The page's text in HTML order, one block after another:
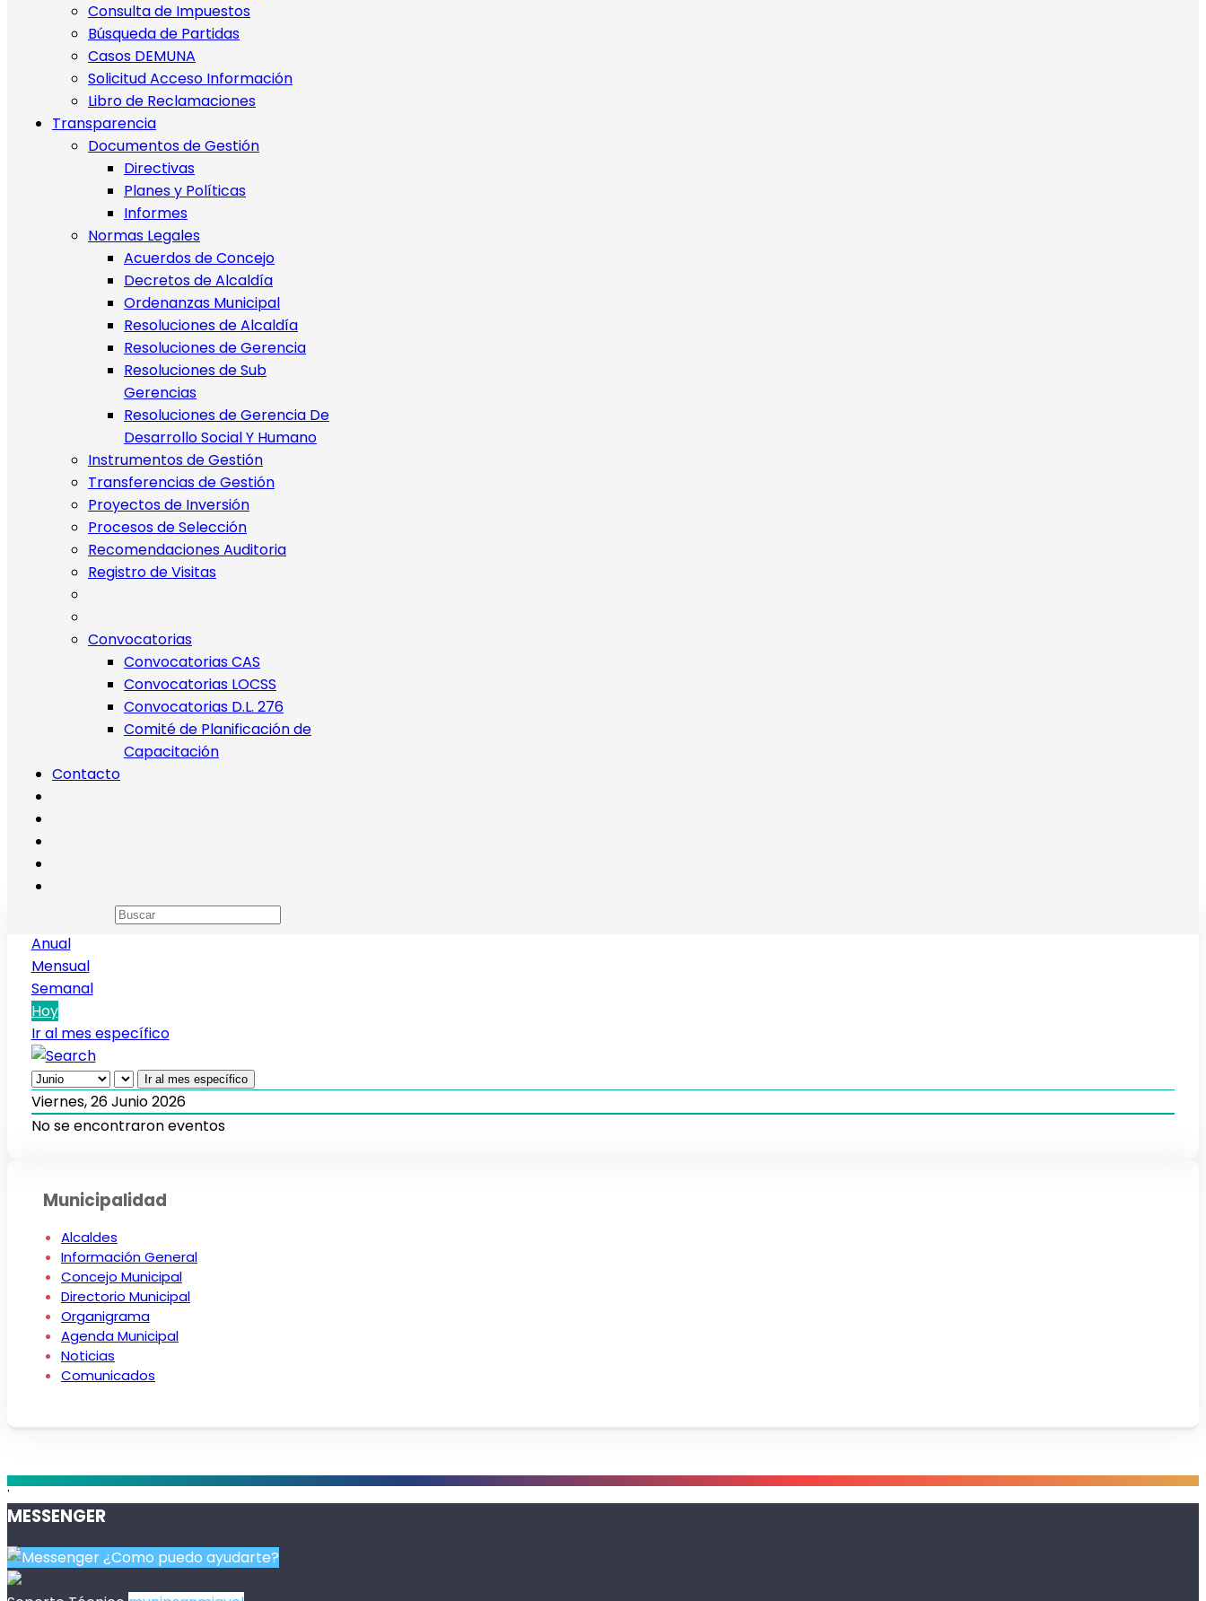
Consulta de Impuestos
Búsqueda de Partidas
Casos DEMUNA
Solicitud Acceso Información
Libro de Reclamaciones
Transparencia
Documentos de Gestión
Directivas
Planes y Políticas
Informes
Normas Legales
Acuerdos de Concejo
Decretos de Alcaldía
Ordenanzas Municipal
Resoluciones de Alcaldía
Resoluciones de Gerencia
Resoluciones de Sub
Gerencias
Resoluciones de Gerencia De
Desarrollo Social Y Humano
Instrumentos de Gestión
Transferencias de Gestión
Proyectos de Inversión
Procesos de Selección
Recomendaciones Auditoria
Registro de Visitas
Convocatorias
Convocatorias CAS
Convocatorias LOCSS
Convocatorias D.L. 276
Comité de Planificación de
Capacitación
Contacto
Calendario de eventos
Anual
Mensual
Semanal
Hoy
Ir al mes específico
Ir al mes específico
Viernes, 26 Junio 2026
No se encontraron eventos
Municipalidad
Alcaldes
Información General
Concejo Municipal
Directorio Municipal
Organigrama
Agenda Municipal
Noticias
Comunicados
.
MESSENGER
¿Como puedo ayudarte?